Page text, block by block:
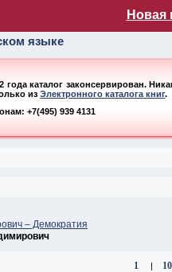
Новая
языке
года каталог законсервирован.
изЭлектронного каталога книг.
+7(495) 939 4131
– Демократия
1 | 10